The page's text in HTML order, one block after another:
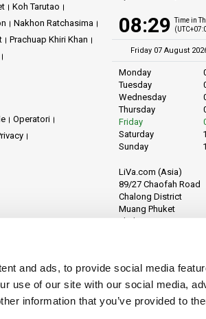
and ads, to provide social media
use of our site with our social media,
information that you’ve provided to
Koh Tarutao
Nakhon Ratchasima
Prachuap Khiri Khan
Operatori
08:29 Time in
Friday 07 August
Monday
Tuesday
Wednesday
Thursday
Friday
Saturday
Sunday
LiVa.com (Asia)
89/27 Chaofah Road
Chalong District
Muang Phuket
Phuket Province